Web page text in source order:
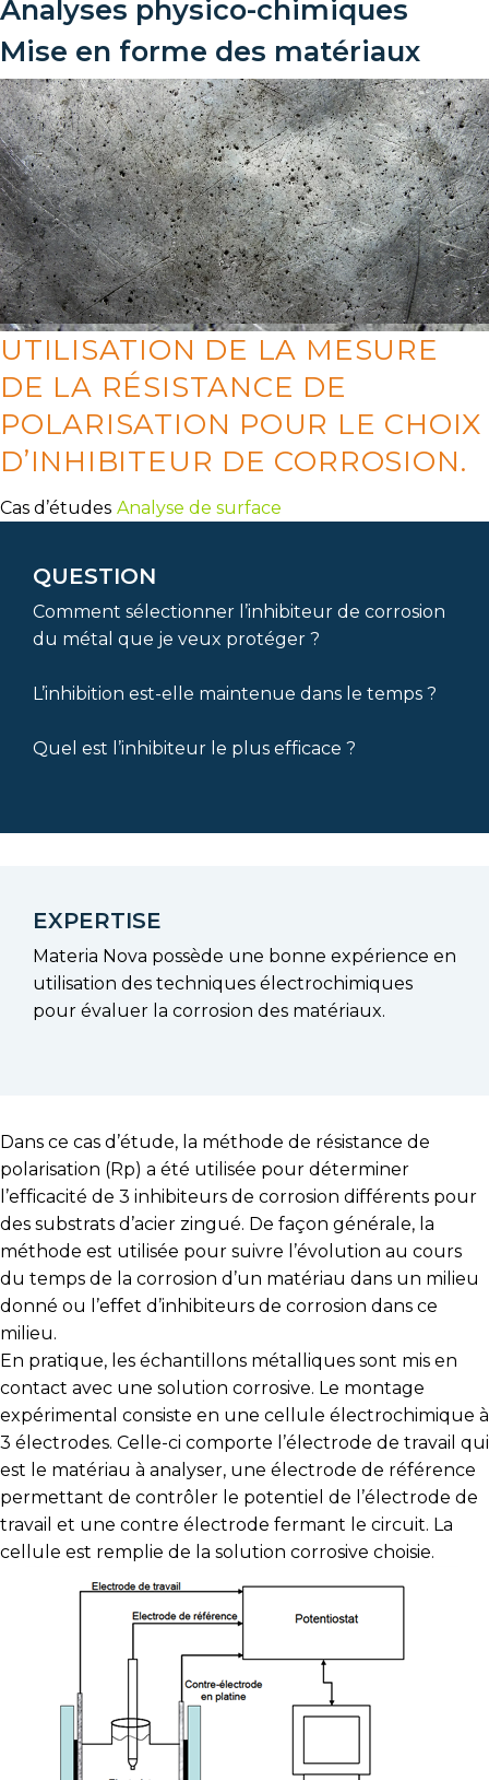
Analyses physico-chimiques
Mise en forme des matériaux
UTILISATION DE LA MESURE
DE LA RÉSISTANCE DE
POLARISATION POUR LE CHOIX
D’INHIBITEUR DE CORROSION.
Cas d’études Analyse de surface
QUESTION
Comment sélectionner l’inhibiteur de corrosion
du métal que je veux protéger ?
L’inhibition est-elle maintenue dans le temps ?
Quel est l’inhibiteur le plus efficace ?
EXPERTISE
Materia Nova possède une bonne expérience en
utilisation des techniques électrochimiques
pour évaluer la corrosion des matériaux.
Dans ce cas d’étude, la méthode de résistance de
polarisation (Rp) a été utilisée pour déterminer
l’efficacité de 3 inhibiteurs de corrosion différents pour
des substrats d’acier zingué. De façon générale, la
méthode est utilisée pour suivre l’évolution au cours
du temps de la corrosion d’un matériau dans un milieu
donné ou l’effet d’inhibiteurs de corrosion dans ce
milieu.
En pratique, les échantillons métalliques sont mis en
contact avec une solution corrosive. Le montage
expérimental consiste en une cellule électrochimique à
3 électrodes. Celle-ci comporte l’électrode de travail qui
est le matériau à analyser, une électrode de référence
permettant de contrôler le potentiel de l’électrode de
travail et une contre électrode fermant le circuit. La
cellule est remplie de la solution corrosive choisie.